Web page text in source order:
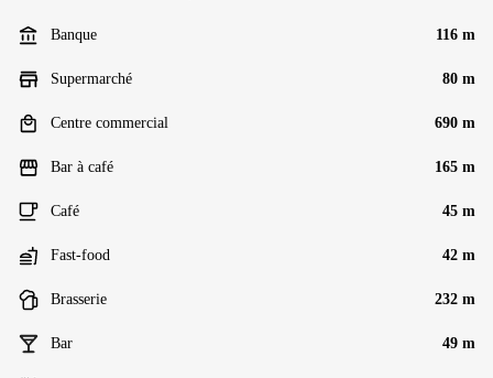
Banque 116 m
Supermarché 80 m
Centre commercial 690 m
Bar à café 165 m
Café 45 m
Fast-food 42 m
Brasserie 232 m
Bar 49 m